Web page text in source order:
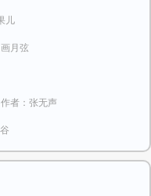
儿
月弦
作者：张无声